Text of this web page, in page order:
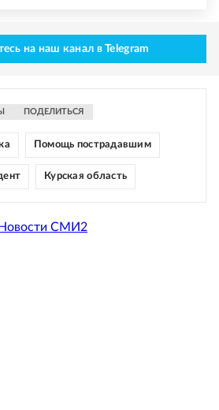
на наш канал в Telegram
ПОДЕЛИТЬСЯ
Помощь пострадавшим
Курская область
Новости СМИ2